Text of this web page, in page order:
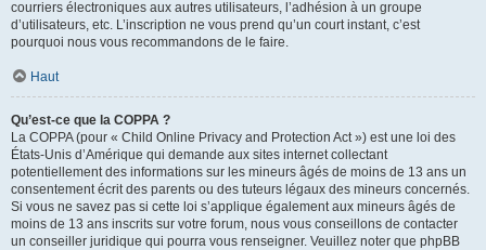
courriers électroniques aux autres utilisateurs, l’adhésion à un groupe
d’utilisateurs, etc. L’inscription ne vous prend qu’un court instant, c’est
pourquoi nous vous recommandons de le faire.
Haut
Qu’est-ce que la COPPA ?
La COPPA (pour « Child Online Privacy and Protection Act ») est une loi des
États-Unis d’Amérique qui demande aux sites internet collectant
potentiellement des informations sur les mineurs âgés de moins de 13 ans un
consentement écrit des parents ou des tuteurs légaux des mineurs concernés.
Si vous ne savez pas si cette loi s’applique également aux mineurs âgés de
moins de 13 ans inscrits sur votre forum, nous vous conseillons de contacter
un conseiller juridique qui pourra vous renseigner. Veuillez noter que phpBB